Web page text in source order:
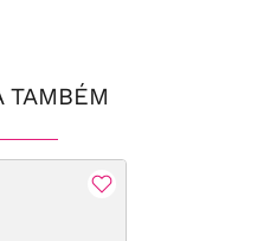
TAMBÉM